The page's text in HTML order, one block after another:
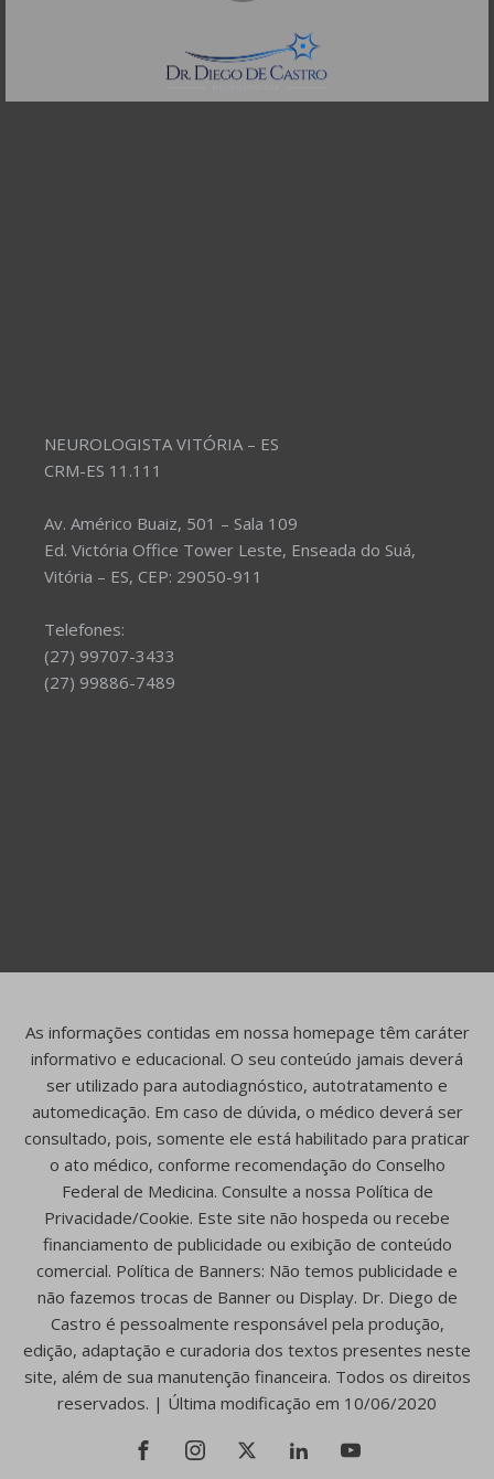
NEUROLOGISTA VITÓRIA – ES
CRM-ES 11.111
Av. Américo Buaiz, 501 – Sala 109
Ed. Victória Office Tower Leste, Enseada do Suá,
Vitória – ES, CEP: 29050-911
Telefones:
(27) 99707-3433
(27) 99886-7489
As informações contidas em nossa homepage têm caráter
informativo e educacional. O seu conteúdo jamais deverá
ser utilizado para autodiagnóstico, autotratamento e
automedicação. Em caso de dúvida, o médico deverá ser
consultado, pois, somente ele está habilitado para praticar
o ato médico, conforme recomendação do Conselho
Federal de Medicina. Consulte a nossa Política de
Privacidade/Cookie. Este site não hospeda ou recebe
financiamento de publicidade ou exibição de conteúdo
comercial. Política de Banners: Não temos publicidade e
não fazemos trocas de Banner ou Display. Dr. Diego de
Castro é pessoalmente responsável pela produção,
edição, adaptação e curadoria dos textos presentes neste
site, além de sua manutenção financeira. Todos os direitos
reservados. | Última modificação em 10/06/2020